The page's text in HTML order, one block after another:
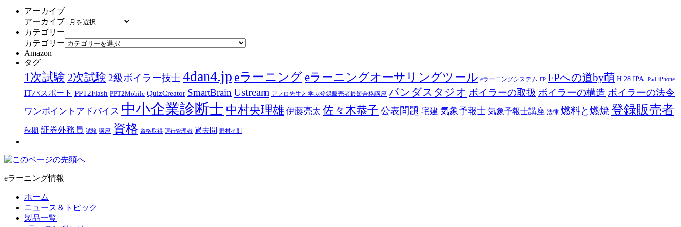
アーカイブ
アーカイブ
カテゴリー
カテゴリー
Amazon
タグ
1次試験 2次試験 2級ボイラー技士4dan4.jp eラーニング eラーニングオーサリングツール eラーニングシステム FP FPへの道by萌 H.28 IPA iPad iPhone
ITパスポート PPT2Flash PPT2Mobile QuizCreator SmartBrain Ustream アフロ先生と学ぶ登録販売者最短合格講座 パンダスタジオ ボイラーの取扱 ボイラーの構造 ボイラーの法令
ワンポイントアドバイス 中小企業診断士 中村央理雄 伊藤亮太 佐々木恭子 公表問題 宅建 気象予報士 気象予報士講座 法律 燃料と燃焼 登録販売者
秋期 証券外務員 試験 講座 資格 資格取得 運行管理者 過去問 野村孝則
eラーニング情報
ホーム
ニュース＆トピック
製品一覧